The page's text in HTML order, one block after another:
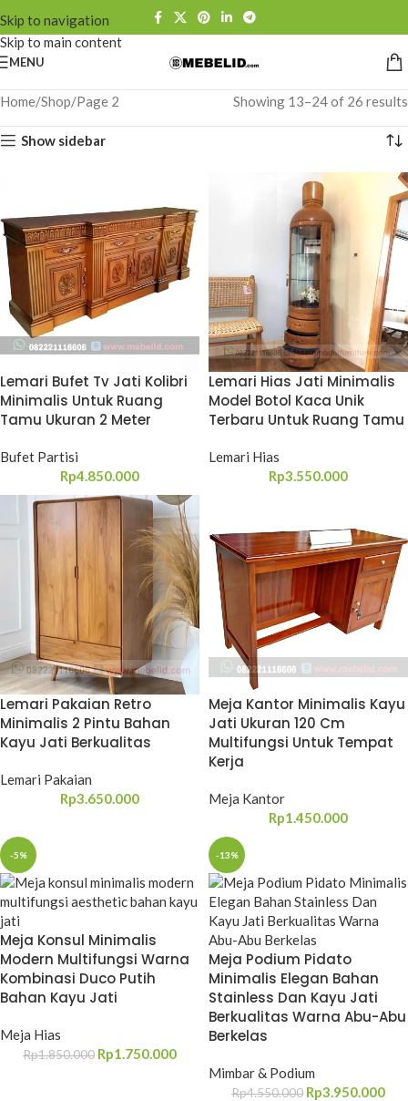
Skip to navigation
Skip to main content
MENU
Home Shop Page 2 Showing 13–24 of 26 results
Show sidebar
Lemari Bufet Tv Jati Kolibri
Minimalis Untuk Ruang
Tamu Ukuran 2 Meter
Bufet Partisi
Rp4.850.000
Lemari Hias Jati Minimalis
Model Botol Kaca Unik
Terbaru Untuk Ruang Tamu
Lemari Hias
Rp3.550.000
Lemari Pakaian Retro
Minimalis 2 Pintu Bahan
Kayu Jati Berkualitas
Lemari Pakaian
Rp3.650.000
Meja Kantor Minimalis Kayu
Jati Ukuran 120 Cm
Multifungsi Untuk Tempat
Kerja
Meja Kantor
Rp1.450.000
-5%
Meja Konsul Minimalis
Modern Multifungsi Warna
Kombinasi Duco Putih
Bahan Kayu Jati
Meja Hias
Rp1.850.000 Rp1.750.000
-13%
Meja Podium Pidato
Minimalis Elegan Bahan
Stainless Dan Kayu Jati
Berkualitas Warna Abu-Abu
Berkelas
Mimbar & Podium
Rp4.550.000 Rp3.950.000